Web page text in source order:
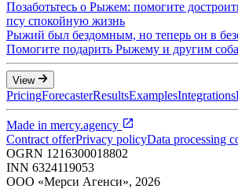
Позаботьтесь о Рыжем: помогите
псу спокойную жизнь
Рыжий был бездомным, но теперь он в
Помогите подарить Рыжему и другим
View
PricingForecasterResultsExamplesIntegrations
Made in mercy.agency
Contract offerPrivacy policyData processing
OGRN 1216300018802
INN 6324119053
ООО «Мерси Агенси», 2026